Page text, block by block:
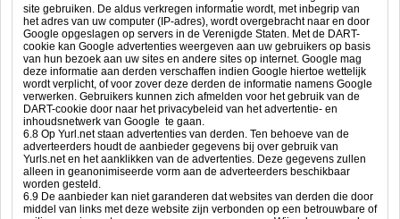
site gebruiken. De aldus verkregen informatie wordt, met inbegrip van
het adres van uw computer (IP-adres), wordt overgebracht naar en door
Google opgeslagen op servers in de Verenigde Staten. Met de DART-
cookie kan Google advertenties weergeven aan uw gebruikers op basis
van hun bezoek aan uw sites en andere sites op internet. Google mag
deze informatie aan derden verschaffen indien Google hiertoe wettelijk
wordt verplicht, of voor zover deze derden de informatie namens Google
verwerken. Gebruikers kunnen zich afmelden voor het gebruik van de
DART-cookie door naar het privacybeleid van het advertentie- en
inhoudsnetwerk van Google te gaan.
6.8 Op Yurl.net staan advertenties van derden. Ten behoeve van de
adverteerders houdt de aanbieder gegevens bij over gebruik van
Yurls.net en het aanklikken van de advertenties. Deze gegevens zullen
alleen in geanonimiseerde vorm aan de adverteerders beschikbaar
worden gesteld.
6.9 De aanbieder kan niet garanderen dat websites van derden die door
middel van links met deze website zijn verbonden op een betrouwbare of